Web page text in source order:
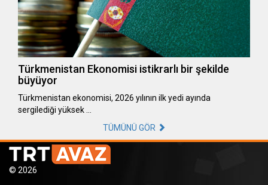
Türkmenistan Ekonomisi istikrarlı bir şekilde
büyüyor
Türkmenistan ekonomisi, 2026 yılının ilk yedi ayında
sergilediği yüksek …
TÜMÜNÜ GÖR
© 2026